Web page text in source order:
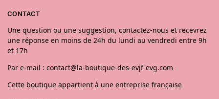
CONTACT
Une question ou une suggestion, contactez-nous et recevrez
une réponse en moins de 24h du lundi au vendredi entre 9h
et 17h
Par e-mail : contact@la-boutique-des-evjf-evg.com
Cette boutique appartient à une entreprise française